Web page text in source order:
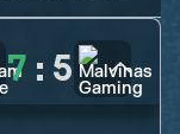
7 : 5